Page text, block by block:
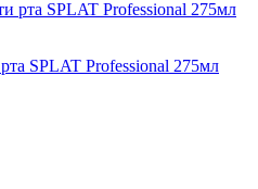
SPLAT Professional 275мл